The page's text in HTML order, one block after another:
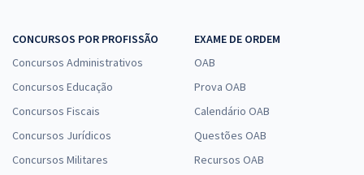
CONCURSOS POR PROFISSÃO
Concursos Administrativos
Concursos Educação
Concursos Fiscais
Concursos Jurídicos
Concursos Militares
EXAME DE ORDEM
OAB
Prova OAB
Calendário OAB
Questões OAB
Recursos OAB